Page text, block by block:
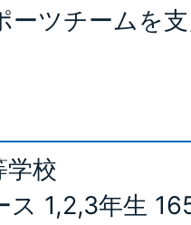
ーツチームを
学校
ス 1,2,3年生